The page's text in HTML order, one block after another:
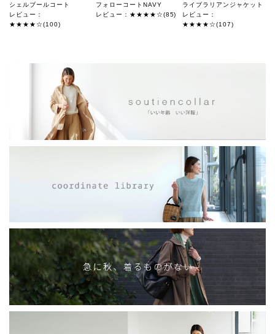
シェルブールコート
レビュー：
★★★★☆(100)
フォローコートNAVY
レビュー：★★★★☆(85)
ライブラリアンジャケット
レビュー：
★★★★☆(107)